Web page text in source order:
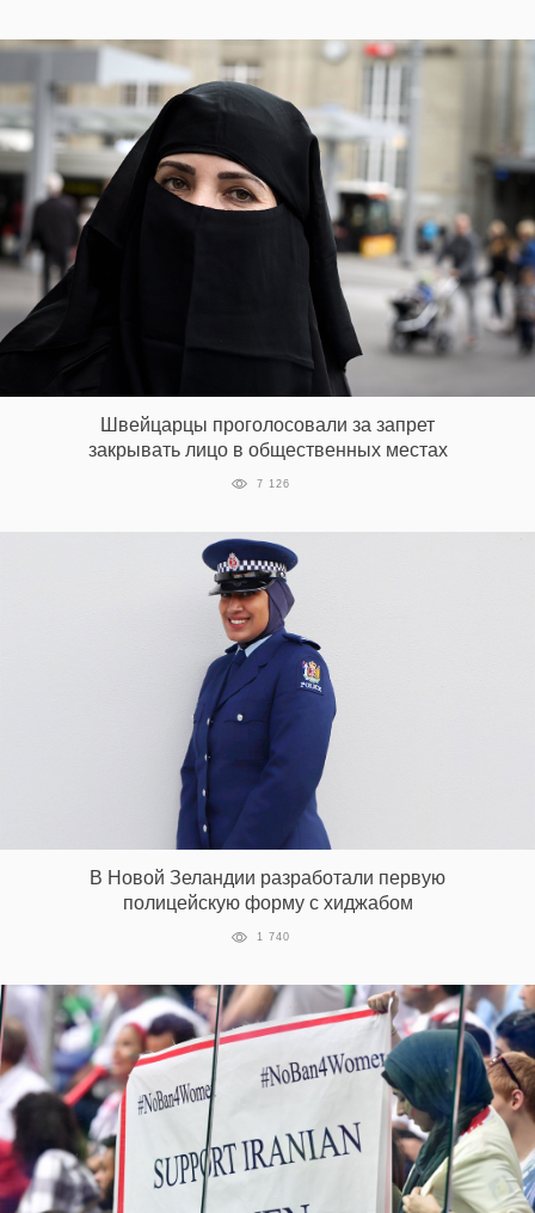
Швейцарцы проголосовали за запрет
закрывать лицо в общественных местах
7 126
В Новой Зеландии разработали первую
полицейскую форму с хиджабом
1 740